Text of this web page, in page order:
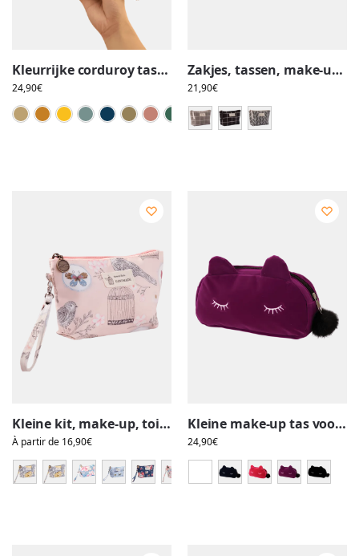
Kleurrijke corduroy tassen voor vrouwen, make-up, toiletartikelen
24,90€
Abrikoos
BruinGeelLichtgroenOceaanblauw
Olijfgroen
RozeSmaragdgroen
Snoeproze
Zakjes, tassen, make-up, toiletartikelen, in stof met geometrisch patroon
21,90€
Kleine kit, make-up, toiletartikelen, lentebloemen
À partir de 16,90€
Kleine make-up tas voor katten, toiletartikelen, fluweel, effen kleuren
24,90€